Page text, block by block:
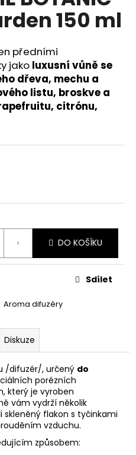
150 ml
předními
jako luxusní vůně se
dřeva, mechu a
listu, broskve a
citrónu,
DO KOŠÍKU
Aroma difuzéry
Sdílet
Diskuze
/difuzér/, určený do
porézních
který je vyroben
vám vydrží několik
flakon s tyčinkami
vzduchu.
způsobem: